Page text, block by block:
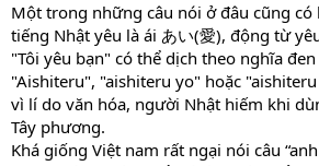
Một trong những câu nói ở đâu cũng có
tiếng Nhật yêu là ái あい(愛), động từ
"Tôi yêu bạn" có thể dịch theo nghĩa
"Aishiteru", "aishiteru yo" hoặc
vì lí do văn hóa, người Nhật hiếm khi
Tây phương.
Khá giống Việt nam rất ngại nói câu